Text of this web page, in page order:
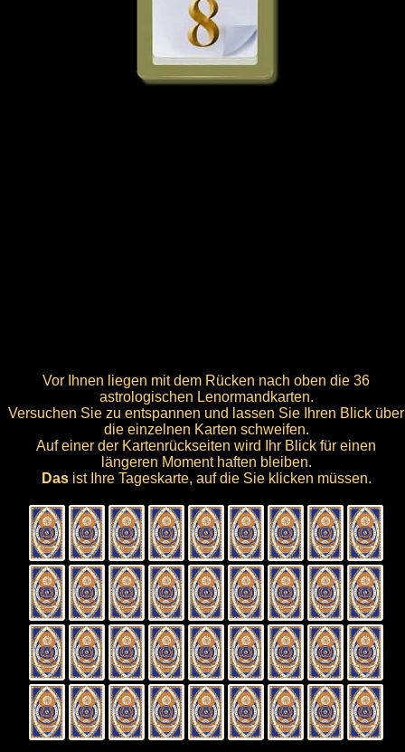
Vor Ihnen liegen mit dem Rücken nach oben die 36
astrologischen Lenormandkarten.
Versuchen Sie zu entspannen und lassen Sie Ihren Blick über
die einzelnen Karten schweifen.
Auf einer der Kartenrückseiten wird Ihr Blick für einen
längeren Moment haften bleiben.
Dasist Ihre Tageskarte, auf die Sie klicken müssen.